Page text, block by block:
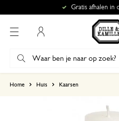
Gratis afhalen in
Home Huis Kaarsen